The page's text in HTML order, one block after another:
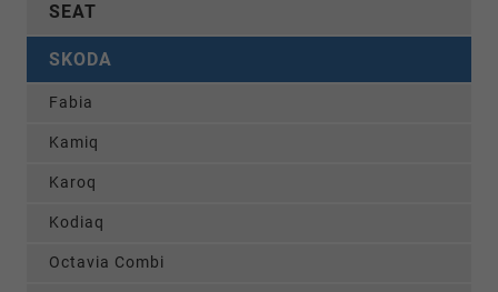
SEAT
SKODA
Fabia
Kamiq
Karoq
Kodiaq
Octavia Combi